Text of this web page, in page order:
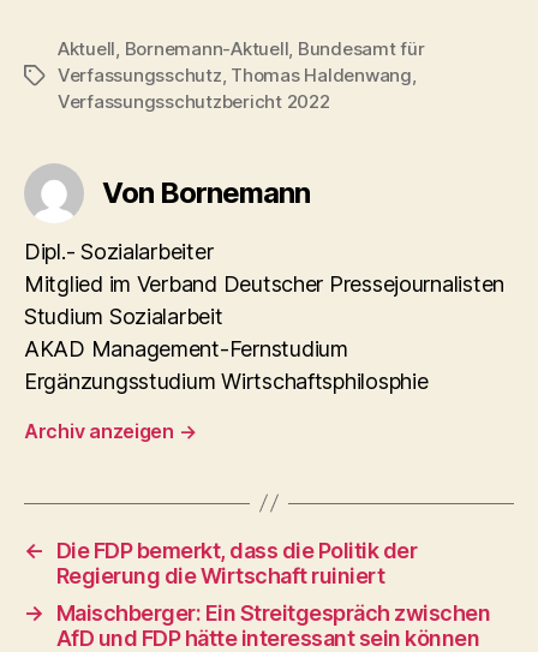
Schlagwörter
Aktuell Bornemann-Aktuell Bundesamt für
Verfassungsschutz Thomas Haldenwang
Verfassungsschutzbericht 2022
Von Bornemann
Dipl.- Sozialarbeiter
Mitglied im Verband Deutscher Pressejournalisten
Studium Sozialarbeit
AKAD Management-Fernstudium
Ergänzungsstudium Wirtschaftsphilosphie
Archiv anzeigen →
←
Die FDP bemerkt, dass die Politik der
Regierung die Wirtschaft ruiniert
→
Maischberger: Ein Streitgespräch zwischen
AfD und FDP hätte interessant sein können